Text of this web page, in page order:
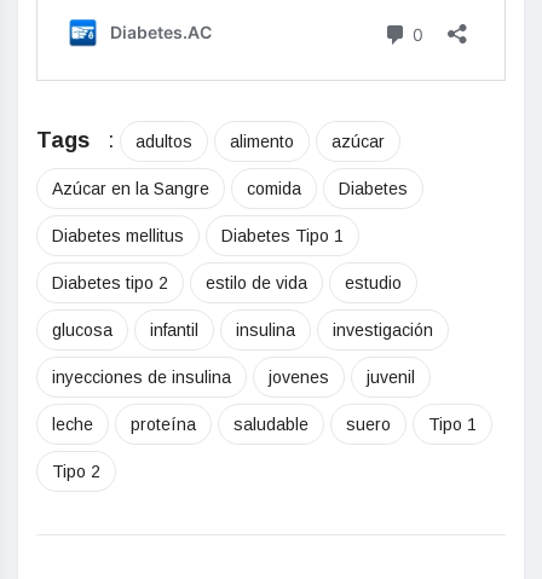
Tags : adultos alimento azúcar
Azúcar en la Sangre comida Diabetes
Diabetes mellitus Diabetes Tipo 1
Diabetes tipo 2 estilo de vida estudio
glucosa infantil insulina investigación
inyecciones de insulina jovenes juvenil
leche proteína saludable suero Tipo 1
Tipo 2